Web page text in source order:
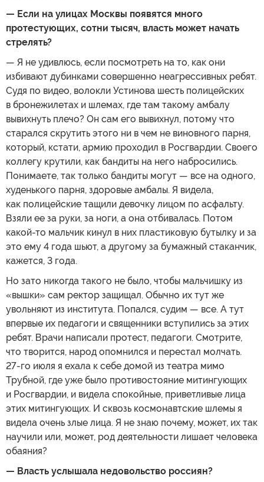
— Если на улицах Москвы появятся много
протестующих, сотни тысяч, власть может начать
стрелять?
— Я не удивлюсь, если посмотреть на то, как они
избивают дубинками совершенно неагрессивных ребят.
Судя по видео, волокли Устинова шесть полицейских
в бронежилетах и шлемах, где там такому амбалу
вывихнуть плечо? Он сам его вывихнул, потому что
старался скрутить этого ни в чем не виновного парня,
который, кстати, армию проходил в Росгвардии. Своего
коллегу крутили, как бандиты на него набросились.
Понимаете, так только бандиты могут — все на одного,
худенького парня, здоровые амбалы. Я видела,
как полицейские тащили девочку лицом по асфальту.
Взяли ее за руки, за ноги, а она отбивалась. Потом
какой-то мальчик кинул в них пластиковую бутылку и за
это ему 4 года шьют, а другому за бумажный стаканчик,
кажется, 3 года.
Но зато никогда такого не было, чтобы мальчишку из
«вышки» сам ректор защищал. Обычно их тут же
увольняют из института. Попался, судим — все. А тут
впервые их педагоги и священники вступились за этих
ребят. Врачи написали протест, педагоги. Смотрите,
что творится, народ опомнился и перестал молчать.
27-го июля я ехала к себе домой из театра мимо
Трубной, где уже было противостояние митингующих
и Росгвардии, и видела спокойные, приветливые лица
этих митингующих. И сквозь космонавтские шлемы я
видела очень злые лица. Я не знаю почему, может, их так
научили или, может, род деятельности лишает человека
обаяния?
— Власть услышала недовольство россиян?